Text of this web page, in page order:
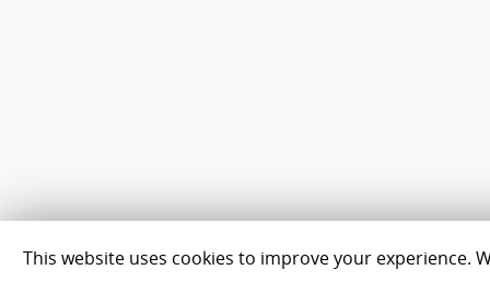
This website uses cookies to improve your experience.